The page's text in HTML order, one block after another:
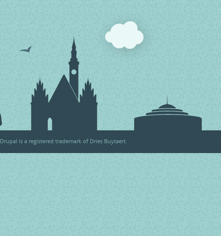
Drupal is a registered trademark of Dries Buytaert.